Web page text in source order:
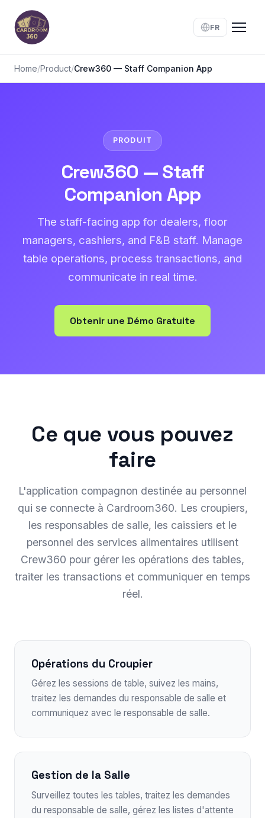
FR
Home/Product/Crew360 — Staff Companion App
PRODUIT
Crew360 — Staff
Companion App
The staff-facing app for dealers, floor
managers, cashiers, and F&B staff. Manage
table operations, process transactions, and
communicate in real time.
Obtenir une Démo Gratuite
Ce que vous pouvez
faire
L'application compagnon destinée au personnel
qui se connecte à Cardroom360. Les croupiers,
les responsables de salle, les caissiers et le
personnel des services alimentaires utilisent
Crew360 pour gérer les opérations des tables,
traiter les transactions et communiquer en temps
réel.
Opérations du Croupier
Gérez les sessions de table, suivez les mains,
traitez les demandes du responsable de salle et
communiquez avec le responsable de salle.
Gestion de la Salle
Surveillez toutes les tables, traitez les demandes
du responsable de salle, gérez les listes d'attente